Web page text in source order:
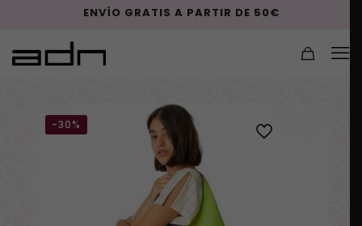
ENVÍO GRATIS A PARTIR DE 50€
-30%